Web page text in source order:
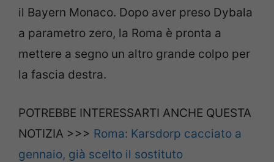
il Bayern Monaco. Dopo aver preso Dybala
a parametro zero, la Roma è pronta a
mettere a segno un altro grande colpo per
la fascia destra.
POTREBBE INTERESSARTI ANCHE QUESTA
NOTIZIA >>> Roma: Karsdorp cacciato a
gennaio, già scelto il sostituto